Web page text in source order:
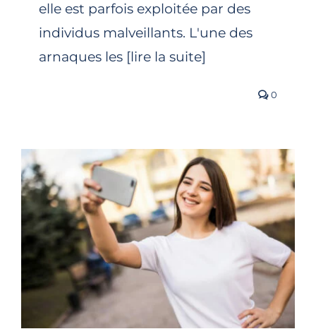
elle est parfois exploitée par des
individus malveillants. L'une des
arnaques les [lire la suite]
0